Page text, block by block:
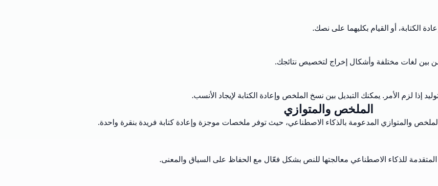
الكتابة، أو القيام بكليهما على نصك.
بين لغات مختلفة وأشكال إخراج لتخصيص نتائجك.
إذا لزم الأمر. يمكنك التبديل بين نسخ الملخص وإعادة الكتابة لإيجاد الأنسب.
الملخص والمتوازي
والمتوازي المدعومة بالذكاء الاصطناعي، حيث توفر ملخصات موجزة وإعادة كتابة فريدة بنقرة واحدة.
للذكاء الاصطناعي معالجتها للنص بشكل فعّال مع الحفاظ على السياق والمعنى.